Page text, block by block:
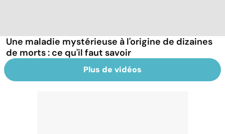
Une maladie mystérieuse à l'origine de dizaines
de morts : ce qu'il faut savoir
Plus de vidéos